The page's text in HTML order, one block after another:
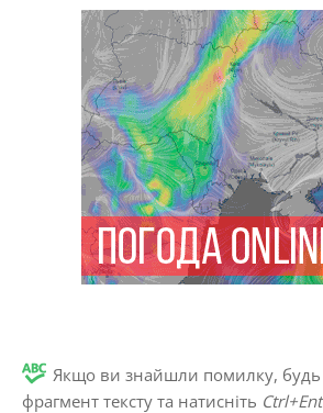
Якщо ви знайшли помилку, будь
фрагмент тексту та натисніть